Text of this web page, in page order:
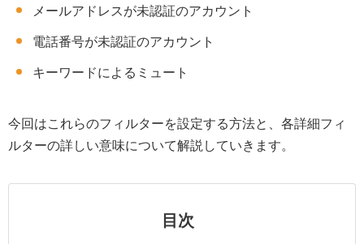
メールアドレスが未認証のアカウント
電話番号が未認証のアカウント
キーワードによるミュート
今回はこれらのフィルターを設定する方法と、各詳細フィ
ルターの詳しい意味について解説していきます。
目次